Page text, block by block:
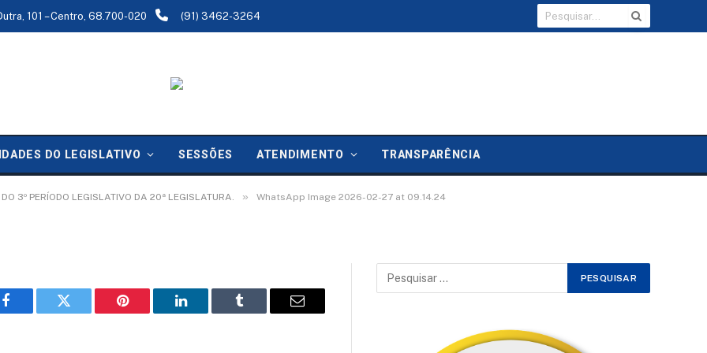
101 – Centro, 68.700-020 (91) 3462-3264
DO LEGISLATIVO SESSÕES ATENDIMENTO TRANSPARÊNCIA
3º PERÍODO LEGISLATIVO DA 20ª LEGISLATURA. » WhatsApp Image 2026-02-27 at 09.14.24
02-27 at 09.14.24
Facebook Twitter Pinterest LinkedIn Tumblr Email